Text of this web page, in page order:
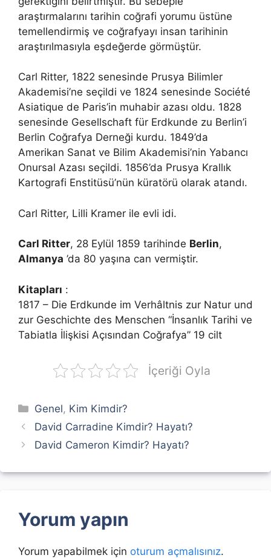
araştırmalarını tarihin coğrafi yorumu üstüne
temellendirmiş ve coğrafyayı insan tarihinin
araştırılmasıyla eşdeğerde görmüştür.
Carl Ritter, 1822 senesinde Prusya Bilimler
Akademisi’ne seçildi ve 1824 senesinde Société
Asiatique de Paris’in muhabir azası oldu. 1828
senesinde Gesellschaft für Erdkunde zu Berlin’i
Berlin Coğrafya Derneği kurdu. 1849’da
Amerikan Sanat ve Bilim Akademisi’nin Yabancı
Onursal Azası seçildi. 1856’da Prusya Krallık
Kartografi Enstitüsü’nün küratörü olarak atandı.
Carl Ritter, Lilli Kramer ile evli idi.
Carl Ritter, 28 Eylül 1859 tarihinde Berlin,
Almanya ’da 80 yaşına can vermiştir.
Kitapları :
1817 – Die Erdkunde im Verhâltnis zur Natur und
zur Geschichte des Menschen “İnsanlık Tarihi ve
Tabiatla İlişkisi Açısından Coğrafya” 19 cilt
İçeriği Oyla
Kategoriler
Genel, Kim Kimdir?
David Carradine Kimdir? Hayatı?
David Cameron Kimdir? Hayatı?
Yorum yapın
Yorum yapabilmek için oturum açmalısınız.